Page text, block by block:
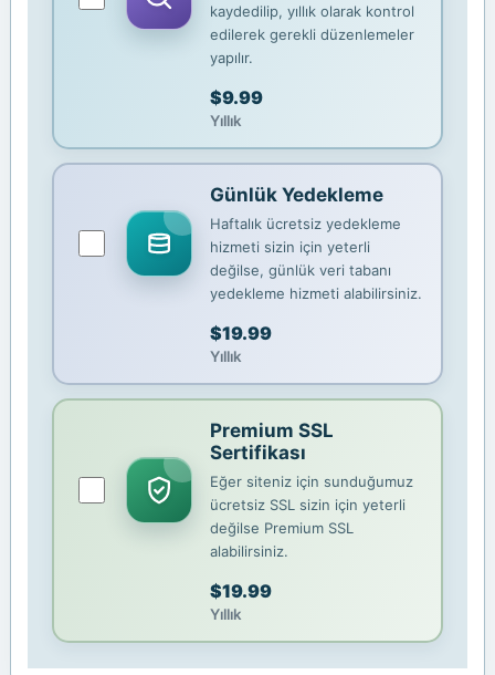
kaydedilip, yıllık olarak kontrol
edilerek gerekli düzenlemeler
yapılır.
$9.99
Yıllık
Günlük Yedekleme
Haftalık ücretsiz yedekleme
hizmeti sizin için yeterli
değilse, günlük veri tabanı
yedekleme hizmeti alabilirsiniz.
$19.99
Yıllık
Premium SSL
Sertifikası
Eğer siteniz için sunduğumuz
ücretsiz SSL sizin için yeterli
değilse Premium SSL
alabilirsiniz.
$19.99
Yıllık